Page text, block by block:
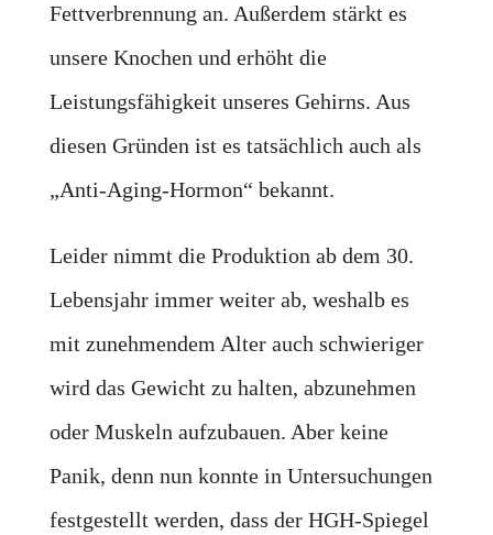
Fettverbrennung an. Außerdem stärkt es
unsere Knochen und erhöht die
Leistungsfähigkeit unseres Gehirns. Aus
diesen Gründen ist es tatsächlich auch als
„Anti-Aging-Hormon“ bekannt.
Leider nimmt die Produktion ab dem 30.
Lebensjahr immer weiter ab, weshalb es
mit zunehmendem Alter auch schwieriger
wird das Gewicht zu halten, abzunehmen
oder Muskeln aufzubauen. Aber keine
Panik, denn nun konnte in Untersuchungen
festgestellt werden, dass der HGH-Spiegel